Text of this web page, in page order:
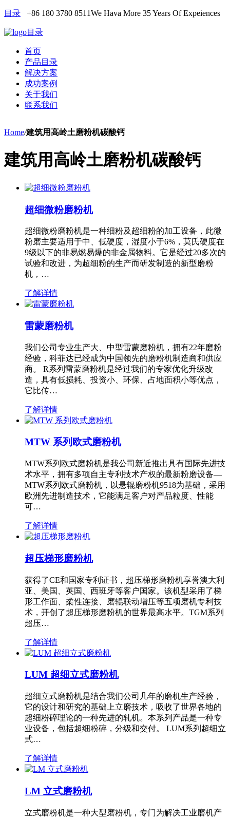
目录 +86 180 3780 8511We Hava More 35 Years Of Expeiences
目录
首页
产品目录
解决方案
成功案例
关于我们
联系我们
Home/建筑用高岭土磨粉机碳酸钙
建筑用高岭土磨粉机碳酸钙
超细微粉磨粉机
超细微粉磨粉机是一种细粉及超细粉的加工设备，此微
粉磨主要适用于中、低硬度，湿度小于6%，莫氏硬度在
9级以下的非易燃易爆的非金属物料。它是经过20多次的
试验和改进，为超细粉的生产而研发制造的新型磨粉
机，…
了解详情
雷蒙磨粉机
我们公司专业生产大、中型雷蒙磨粉机，拥有22年磨粉
经验，科菲达已经成为中国领先的磨粉机制造商和供应
商。 R系列雷蒙磨粉机是经过我们的专家优化升级改
造，具有低损耗、投资小、环保、占地面积小等优点，
它比传…
了解详情
MTW 系列欧式磨粉机
MTW系列欧式磨粉机是我公司新近推出具有国际先进技
术水平，拥有多项自主专利技术产权的最新粉磨设备—
MTW系列欧式磨粉机，以悬辊磨粉机9518为基础，采用
欧洲先进制造技术，它能满足客户对产品粒度、性能
可…
了解详情
超压梯形磨粉机
获得了CE和国家专利证书，超压梯形磨粉机享誉澳大利
亚、美国、英国、西班牙等客户国家。该机型采用了梯
形工作面、柔性连接、磨辊联动增压等五项磨机专利技
术，开创了超压梯形磨粉机的世界最高水平。TGM系列
超压…
了解详情
LUM 超细立式磨粉机
超细立式磨粉机是结合我们公司几年的磨机生产经验，
它的设计和研究的基础上立磨技术，吸收了世界各地的
超细粉碎理论的一种先进的轧机。本系列产品是一种专
业设备，包括超细粉碎，分级和交付。 LUM系列超细立
式…
了解详情
LM 立式磨粉机
立式磨粉机是一种大型磨粉机，专门为解决工业磨机产